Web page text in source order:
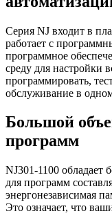
Серия NJ входит в
работает с
программное
среду для настройки
программировать,
обслуживание в
Большой
программ
NJ301-1100
для программ
энергонезависимая
Это означает, что